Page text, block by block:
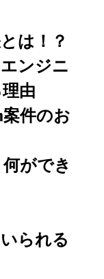
は！？
ンジニ
由
件のお
ができ
られる